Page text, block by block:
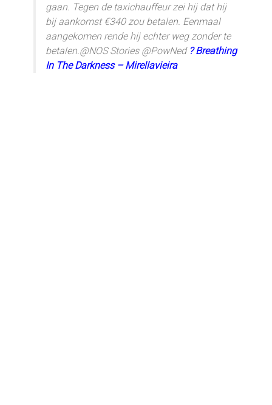
gaan. Tegen de taxichauffeur zei hij dat hij
bij aankomst €340 zou betalen. Eenmaal
aangekomen rende hij echter weg zonder te
betalen.@NOS Stories @PowNed ? Breathing
In The Darkness – Mirellavieira